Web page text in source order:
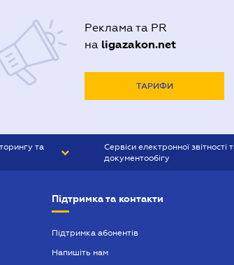
Реклама та PR
на ligazakon.net
ТАРИФИ
та
Сервіси електронної звітності
документообігу
Підтримка та контакти
Підтримка абонентів
Напишіть нам